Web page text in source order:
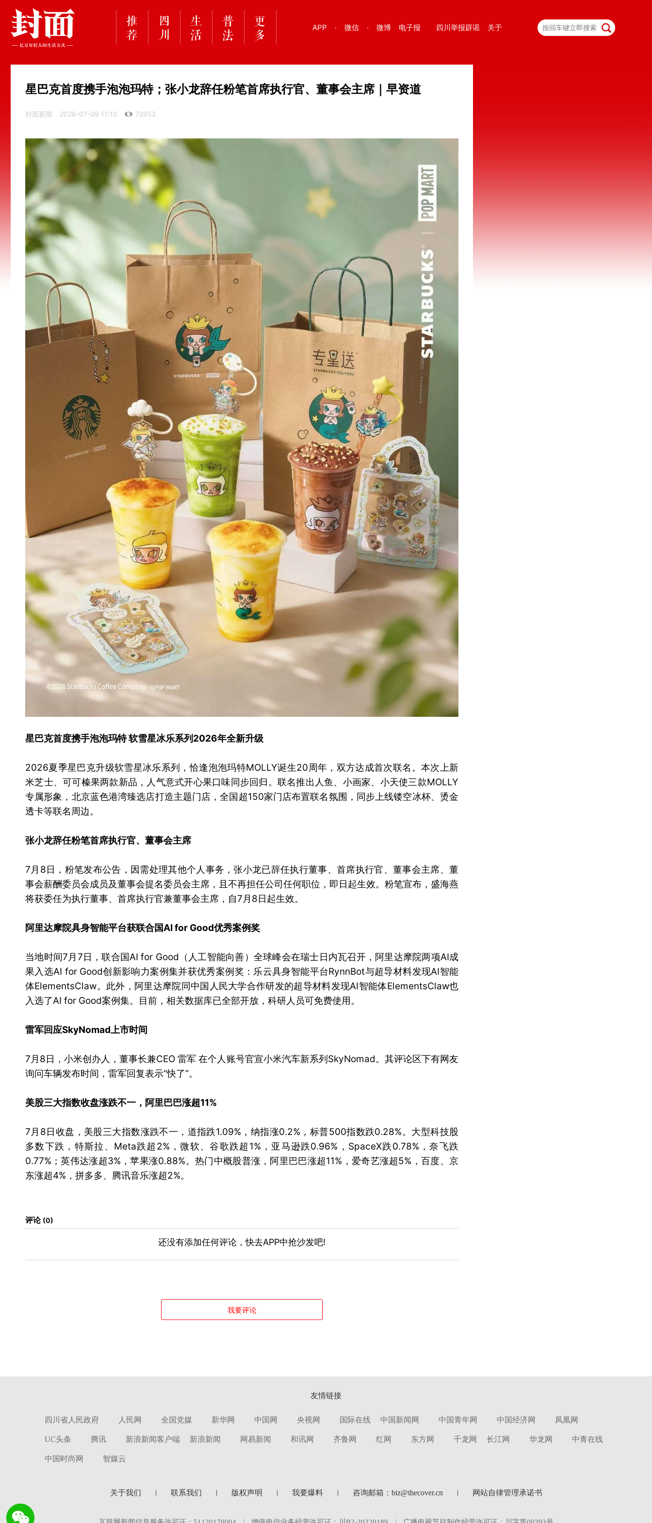
APP · 微信 · 微博 电子报 四川举报辟谣 关于
星巴克首度携手泡泡玛特；张小龙辞任粉笔首席执行官、董事会主席｜早资道
封面新闻 2026-07-09 11:10 72952
星巴克首度携手泡泡玛特 软雪星冰乐系列2026年全新升级
2026夏季星巴克升级软雪星冰乐系列，恰逢泡泡玛特MOLLY诞生20周年，双方达成首次联名。本次上新
米芝士、可可榛果两款新品，人气意式开心果口味同步回归。联名推出人鱼、小画家、小天使三款MOLLY
专属形象，北京蓝色港湾臻选店打造主题门店，全国超150家门店布置联名氛围，同步上线镂空冰杯、烫金
透卡等联名周边。
张小龙辞任粉笔首席执行官、董事会主席
7月8日，粉笔发布公告，因需处理其他个人事务，张小龙已辞任执行董事、首席执行官、董事会主席、董
事会薪酬委员会成员及董事会提名委员会主席，且不再担任公司任何职位，即日起生效。粉笔宣布，盛海燕
将获委任为执行董事、首席执行官兼董事会主席，自7月8日起生效。
阿里达摩院具身智能平台获联合国AI for Good优秀案例奖
当地时间7月7日，联合国AI for Good（人工智能向善）全球峰会在瑞士日内瓦召开，阿里达摩院两项AI成
果入选AI for Good创新影响力案例集并获优秀案例奖：乐云具身智能平台RynnBot与超导材料发现AI智能
体ElementsClaw。此外，阿里达摩院同中国人民大学合作研发的超导材料发现AI智能体ElementsClaw也
入选了AI for Good案例集。目前，相关数据库已全部开放，科研人员可免费使用。
雷军回应SkyNomad上市时间
7月8日，小米创办人，董事长兼CEO 雷军 在个人账号官宣小米汽车新系列SkyNomad。其评论区下有网友
询问车辆发布时间，雷军回复表示“快了”。
美股三大指数收盘涨跌不一，阿里巴巴涨超11%
7月8日收盘，美股三大指数涨跌不一，道指跌1.09%，纳指涨0.2%，标普500指数跌0.28%。大型科技股
多数下跌，特斯拉、Meta跌超2%，微软、谷歌跌超1%，亚马逊跌0.96%，SpaceX跌0.78%，奈飞跌
0.77%；英伟达涨超3%，苹果涨0.88%。热门中概股普涨，阿里巴巴涨超11%，爱奇艺涨超5%，百度、京
东涨超4%，拼多多、腾讯音乐涨超2%。
评论 0
还没有添加任何评论，快去APP中抢沙发吧!
我要评论
友情链接
四川省人民政府 人民网 全国党媒 新华网 中国网 央视网 国际在线 中国新闻网 中国青年网 中国经济网 凤凰网
UC头条 腾讯 新浪新闻客户端 新浪新闻 网易新闻 和讯网 齐鲁网 红网 东方网 千龙网 长江网 华龙网 中青在线
中国时尚网 智媒云
关于我们 联系我们 版权声明 我要爆料 咨询邮箱：biz@thecover.cn 网站自律管理承诺书